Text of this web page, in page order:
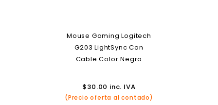
Mouse Gaming Logitech
G203 LightSync Con
Cable Color Negro
$30.00 inc. IVA
(Precio oferta al contado)